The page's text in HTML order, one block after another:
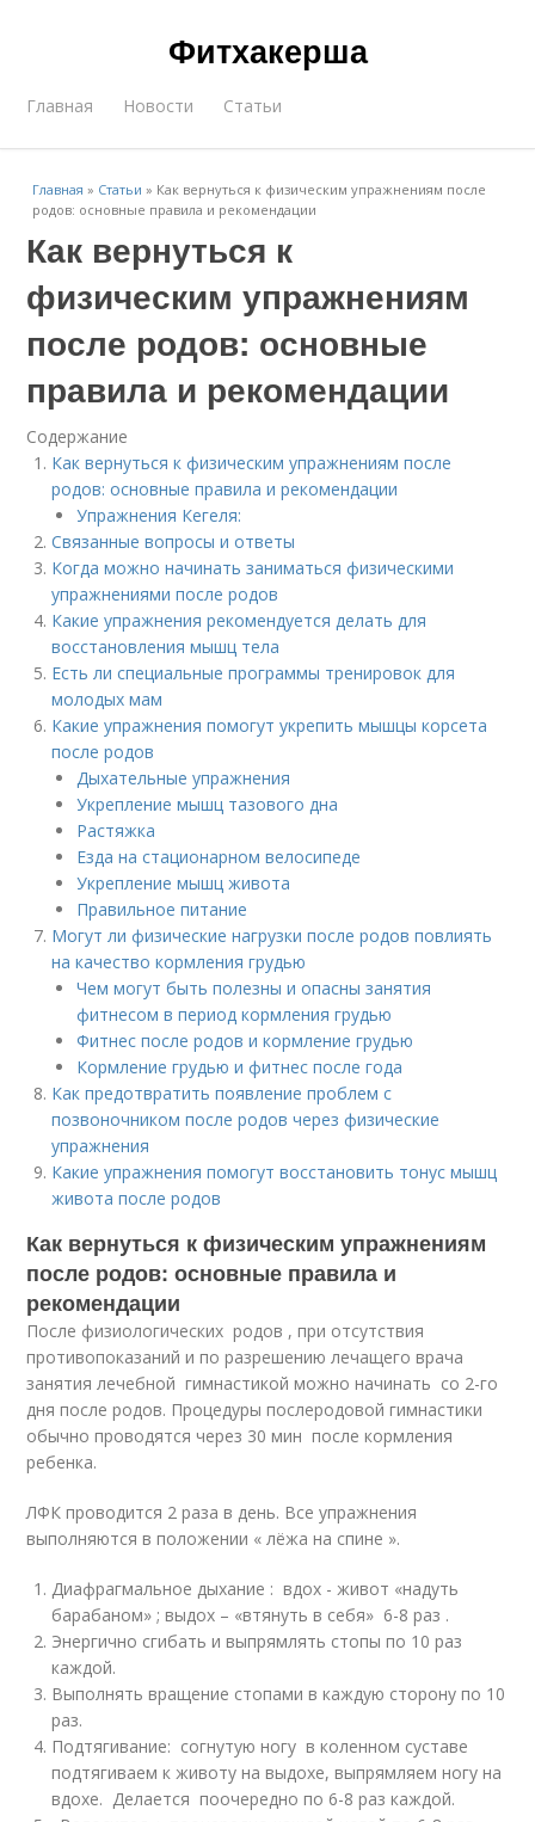
Фитхакерша
Главная Новости Статьи
Главная » Статьи » Как вернуться к физическим упражнениям после
родов: основные правила и рекомендации
Как вернуться к
физическим упражнениям
после родов: основные
правила и рекомендации
Содержание
Как вернуться к физическим упражнениям после
родов: основные правила и рекомендации
Упражнения Кегеля:
Связанные вопросы и ответы
Когда можно начинать заниматься физическими
упражнениями после родов
Какие упражнения рекомендуется делать для
восстановления мышц тела
Есть ли специальные программы тренировок для
молодых мам
Какие упражнения помогут укрепить мышцы корсета
после родов
Дыхательные упражнения
Укрепление мышц тазового дна
Растяжка
Езда на стационарном велосипеде
Укрепление мышц живота
Правильное питание
Могут ли физические нагрузки после родов повлиять
на качество кормления грудью
Чем могут быть полезны и опасны занятия
фитнесом в период кормления грудью
Фитнес после родов и кормление грудью
Кормление грудью и фитнес после года
Как предотвратить появление проблем с
позвоночником после родов через физические
упражнения
Какие упражнения помогут восстановить тонус мышц
живота после родов
Как вернуться к физическим упражнениям
после родов: основные правила и
рекомендации
После физиологических родов , при отсутствия
противопоказаний и по разрешению лечащего врача
занятия лечебной гимнастикой можно начи­нать со 2-го
дня после родов. Процедуры послеродовой гимнас­тики
обычно проводятся через 30 мин после кормления
ребенка.
ЛФК проводится 2 раза в день. Все упражнения
выполняются в положении « лёжа на спине ».
Диафрагмальное дыхание : вдох - живот «надуть
барабаном» ; выдох – «втянуть в себя» 6-8 раз .
Энергично сгибать и выпрямлять стопы по 10 раз
каждой.
Выполнять вращение стопами в каждую сторону по 10
раз.
Подтягивание: согнутую ногу в коленном суставе
подтягиваем к животу на выдохе, выпрямляем ногу на
вдохе. Делается поочередно по 6-8 раз каждой.